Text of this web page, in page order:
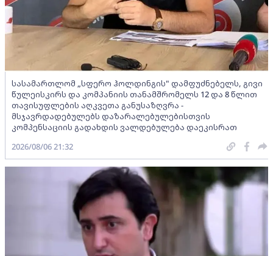
სასამართლომ „სფერო ჰოლდინგის" დამფუძნებელს, გივი
წულეისკირს და კომპანიის თანამშრომელს 12 და 8 წლით
თავისუფლების აღკვეთა განუსაზღვრა -
მსჯავრდადებულებს დაზარალებულებისთვის
კომპენსაციის გადახდის ვალდებულება დაეკისრათ
2026/08/06 21:32